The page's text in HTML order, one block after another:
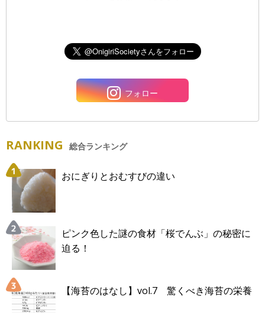
フォロー
RANKING 総合ランキング
おにぎりとおむすびの違い
ピンク色した謎の食材「桜でんぶ」の秘密に
迫る！
【海苔のはなし】vol.7 驚くべき海苔の栄養